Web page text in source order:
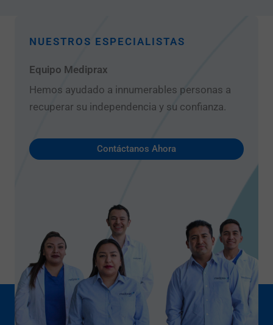
NUESTROS ESPECIALISTAS
Equipo Mediprax
Hemos ayudado a innumerables personas a
recuperar su independencia y su confianza.
Contáctanos Ahora